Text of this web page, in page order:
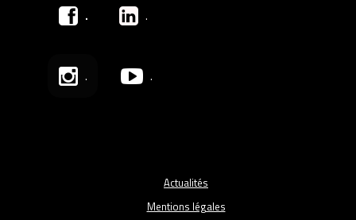
. .
. .
Actualités
Mentions légales